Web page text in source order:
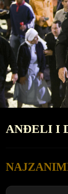
ANĐELI I